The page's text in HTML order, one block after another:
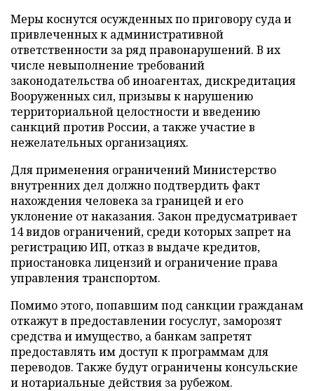
Меры коснутся осужденных по приговору суда и
привлеченных к административной
ответственности за ряд правонарушений. В их
числе невыполнение требований
законодательства об иноагентах, дискредитация
Вооруженных сил, призывы к нарушению
территориальной целостности и введению
санкций против России, а также участие в
нежелательных организациях.
Для применения ограничений Министерство
внутренних дел должно подтвердить факт
нахождения человека за границей и его
уклонение от наказания. Закон предусматривает
14 видов ограничений, среди которых запрет на
регистрацию ИП, отказ в выдаче кредитов,
приостановка лицензий и ограничение права
управления транспортом.
Помимо этого, попавшим под санкции гражданам
откажут в предоставлении госуслуг, заморозят
средства и имущество, а банкам запретят
предоставлять им доступ к программам для
переводов. Также будут ограничены консульские
и нотариальные действия за рубежом.